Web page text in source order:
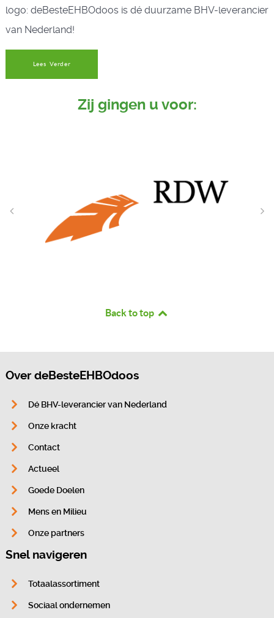
logo: deBesteEHBOdoos is dé duurzame BHV-leverancier
van Nederland!
Lees Verder
Zij gingen u voor:
Back to top
Over deBesteEHBOdoos
Dé BHV-leverancier van Nederland
Onze kracht
Contact
Actueel
Goede Doelen
Mens en Milieu
Onze partners
Snel navigeren
Totaalassortiment
Sociaal ondernemen